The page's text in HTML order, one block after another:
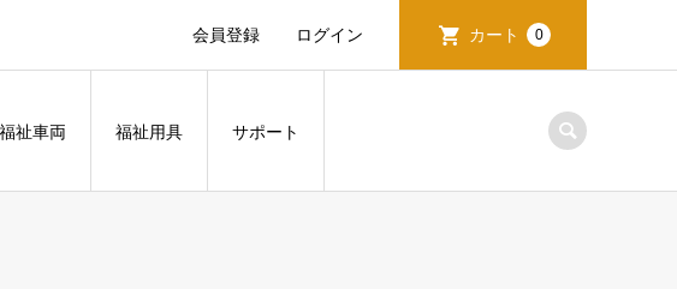
会員登録 ログイン カート 0
福祉車両 福祉用具 サポート